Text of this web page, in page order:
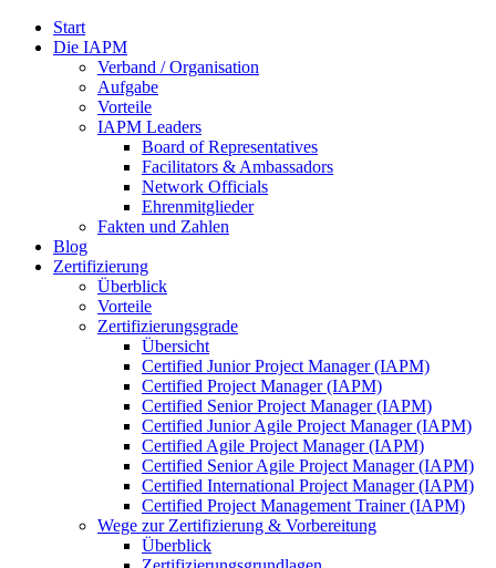
Start
Die IAPM
Verband / Organisation
Aufgabe
Vorteile
IAPM Leaders
Board of Representatives
Facilitators & Ambassadors
Network Officials
Ehrenmitglieder
Fakten und Zahlen
Blog
Zertifizierung
Überblick
Vorteile
Zertifizierungsgrade
Übersicht
Certified Junior Project Manager (IAPM)
Certified Project Manager (IAPM)
Certified Senior Project Manager (IAPM)
Certified Junior Agile Project Manager (IAPM)
Certified Agile Project Manager (IAPM)
Certified Senior Agile Project Manager (IAPM)
Certified International Project Manager (IAPM)
Certified Project Management Trainer (IAPM)
Wege zur Zertifizierung & Vorbereitung
Überblick